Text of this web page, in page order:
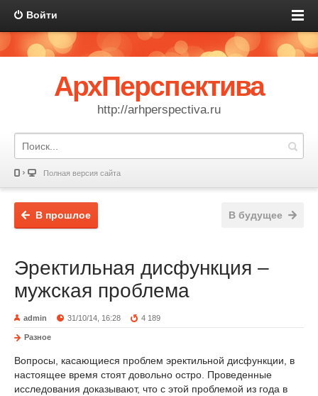
Войти
АрхПерспектива
http://arhperspectiva.ru
Полная версия сайта
В будущее
В прошлое
Эректильная дисфункция –
мужская проблема
admin 31/10/14, 16:28 4 189
Разное
Вопросы, касающиеся проблем эректильной дисфункции, в
настоящее время стоят довольно остро. Проведенные
исследования доказывают, что с этой проблемой из года в